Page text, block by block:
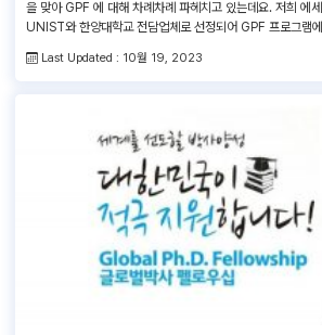
을 맞아 GPF 에 대해 차례차례 파헤치고 있는데요. 저희 에
UNIST와 한양대학교 전담업체로 선정되어 GPF 프로그램
분들 중 한 분이신 윤희인님과 인터뷰를 하였습니다!​ Q1. 어
Last Updated : 10월 19, 2023